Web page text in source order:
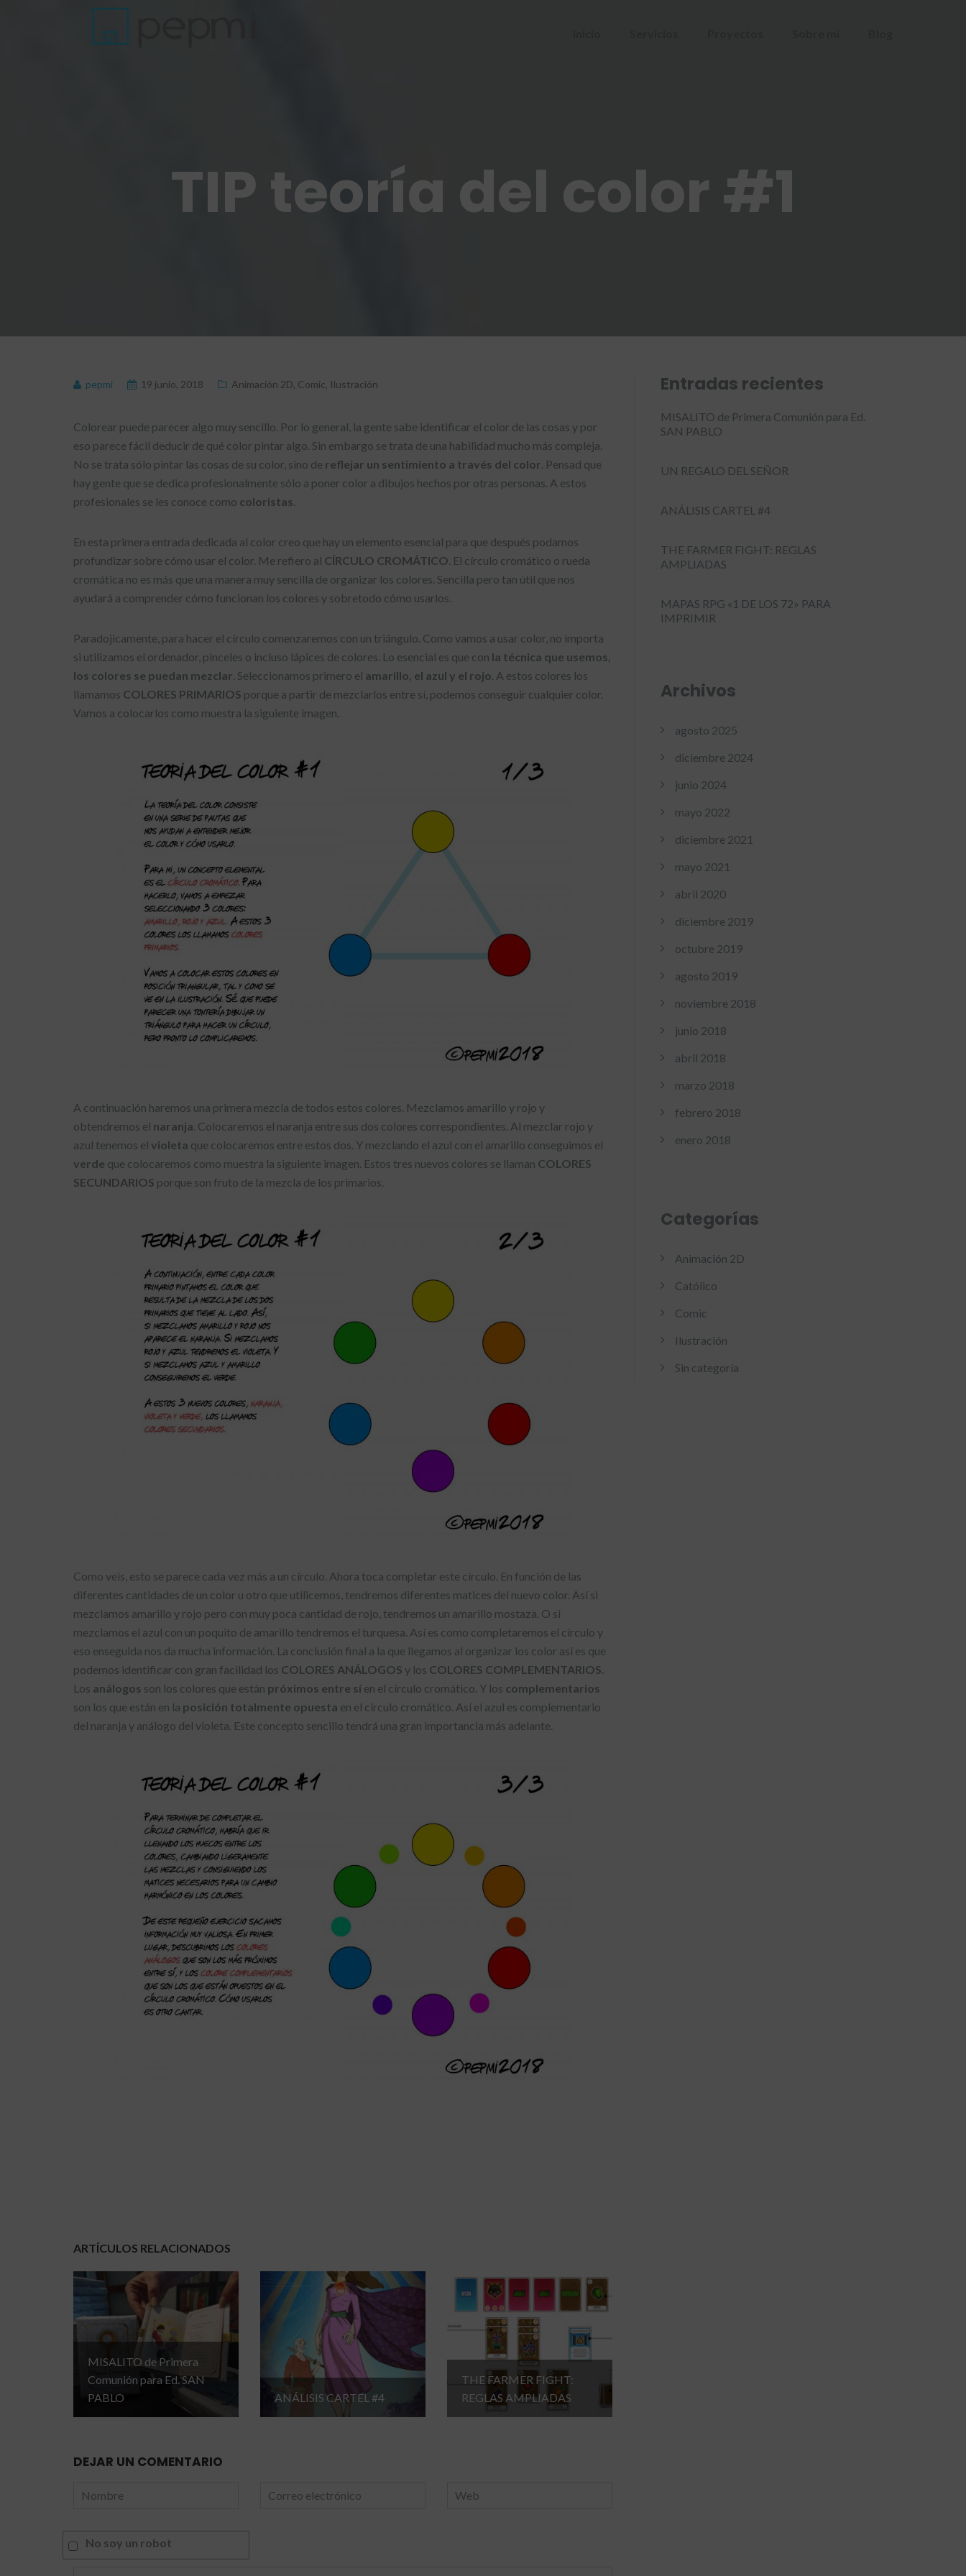
TIP teoría del color #1
pepmi 19 junio, 2018 Animación 2D Comic Ilustración
Colorear puede parecer algo muy sencillo. Por lo general, la gente sabe identificar el color de las cosas y por
eso parece fácil deducir de qué color pintar algo. Sin embargo se trata de una habilidad mucho más compleja.
No se trata sólo pintar las cosas de su color, sino de reflejar un sentimiento a través del color. Pensad que
hay gente que se dedica profesionalmente sólo a poner color a dibujos hechos por otras personas. A estos
profesionales se les conoce como coloristas.
En esta primera entrada dedicada al color creo que hay un elemento esencial para que después podamos
profundizar sobre cómo usar el color. Me refiero al CÍRCULO CROMÁTICO. El círculo cromático o rueda
cromática no es más que una manera muy sencilla de organizar los colores. Sencilla pero tan útil que nos
ayudará a comprender cómo funcionan los colores y sobretodo cómo usarlos.
Paradojicamente, para hacer el círculo comenzaremos con un triángulo. Como vamos a usar color, no importa
si utilizamos el ordenador, pinceles o incluso lápices de colores. Lo esencial es que con la técnica que usemos,
los colores se puedan mezclar. Seleccionamos primero el amarillo, el azul y el rojo. A estos colores los
llamamos COLORES PRIMARIOS porque a partir de mezclarlos entre sí, podemos conseguir cualquier color.
Vamos a colocarlos como muestra la siguiente imagen.
A continuación haremos una primera mezcla de todos estos colores. Mezclamos amarillo y rojo y
obtendremos el naranja . Colocaremos el naranja entre sus dos colores correspondientes. Al mezclar rojo y
azul tenemos el violeta que colocaremos entre estos dos. Y mezclando el azul con el amarillo conseguimos el
verde que colocaremos como muestra la siguiente imagen. Estos tres nuevos colores se llaman COLORES
SECUNDARIOS porque son fruto de la mezcla de los primarios.
Como veis, esto se parece cada vez más a un círculo. Ahora toca completar este círculo. En función de las
diferentes cantidades de un color u otro que utilicemos, tendremos diferentes matices del nuevo color. Así si
mezclamos amarillo y rojo pero con muy poca cantidad de rojo, tendremos un amarillo mostaza. O si
mezclamos el azul con un poquito de amarillo tendremos el turquesa. Así es como completaremos el círculo y
eso enseguida nos da mucha información. La conclusión final a la que llegamos al organizar los color así es que
podemos identificar con gran facilidad los COLORES ANÁLOGOS y los COLORES COMPLEMENTARIOS.
Los análogos son los colores que están próximos entre sí en el círculo cromático. Y los complementarios
son los que están en la posición totalmente opuesta en el círculo cromático. Así el azul es complementario
del naranja y análogo del violeta. Este concepto sencillo tendrá una gran importancia más adelante.
ARTÍCULOS RELACIONADOS
MISALITO de Primera
Comunión para Ed. SAN
PABLO
ANÁLISIS CARTEL #4
THE FARMER FIGHT:
REGLAS AMPLIADAS
DEJAR UN COMENTARIO
No soy un robot
Entradas recientes
MISALITO de Primera Comunión para Ed.
SAN PABLO
UN REGALO DEL SEÑOR
ANÁLISIS CARTEL #4
THE FARMER FIGHT: REGLAS
AMPLIADAS
MAPAS RPG «1 DE LOS 72» PARA
IMPRIMIR
Archivos
agosto 2025
diciembre 2024
junio 2024
mayo 2022
diciembre 2021
mayo 2021
abril 2020
diciembre 2019
octubre 2019
agosto 2019
noviembre 2018
junio 2018
abril 2018
marzo 2018
febrero 2018
enero 2018
Categorías
Animación 2D
Católico
Comic
Ilustración
Sin categoría